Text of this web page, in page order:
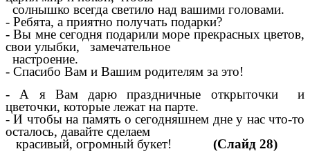
солнышко всегда светило над вашими головами.
- Ребята, а приятно получать подарки?
- Вы мне сегодня подарили море прекрасных цветов,
свои улыбки, замечательное
настроение.
- Спасибо Вам и Вашим родителям за это!
- А я Вам дарю праздничные открыточки и
цветочки, которые лежат на парте.
- И чтобы на память о сегодняшнем дне у нас что-то
осталось, давайте сделаем
красивый, огромный букет! (Слайд 28)